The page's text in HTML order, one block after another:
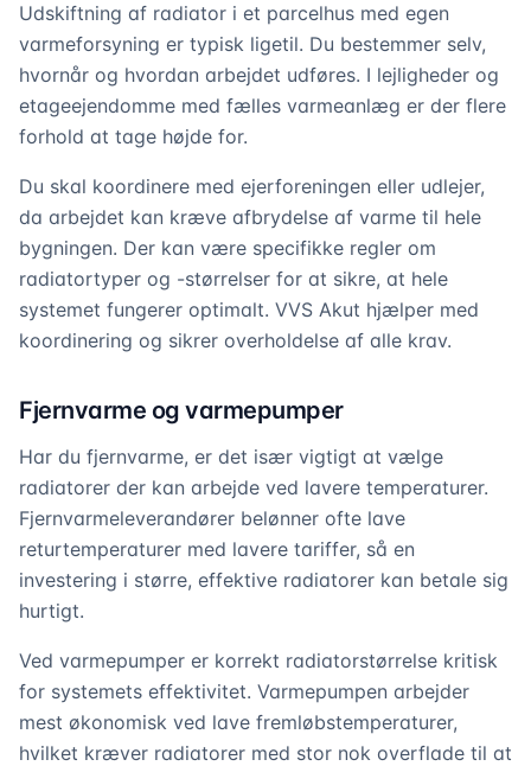
Udskiftning af radiator i et parcelhus med egen
varmeforsyning er typisk ligetil. Du bestemmer selv,
hvornår og hvordan arbejdet udføres. I lejligheder og
etageejendomme med fælles varmeanlæg er der flere
forhold at tage højde for.
Du skal koordinere med ejerforeningen eller udlejer,
da arbejdet kan kræve afbrydelse af varme til hele
bygningen. Der kan være specifikke regler om
radiatortyper og -størrelser for at sikre, at hele
systemet fungerer optimalt. VVS Akut hjælper med
koordinering og sikrer overholdelse af alle krav.
Fjernvarme og varmepumper
Har du fjernvarme, er det især vigtigt at vælge
radiatorer der kan arbejde ved lavere temperaturer.
Fjernvarmeleverandører belønner ofte lave
returtemperaturer med lavere tariffer, så en
investering i større, effektive radiatorer kan betale sig
hurtigt.
Ved varmepumper er korrekt radiatorstørrelse kritisk
for systemets effektivitet. Varmepumpen arbejder
mest økonomisk ved lave fremløbstemperaturer,
hvilket kræver radiatorer med stor nok overflade til at